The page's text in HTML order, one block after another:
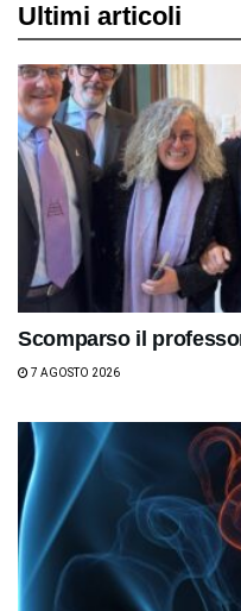
Ultimi articoli
Scomparso il
7 AGOSTO 2026